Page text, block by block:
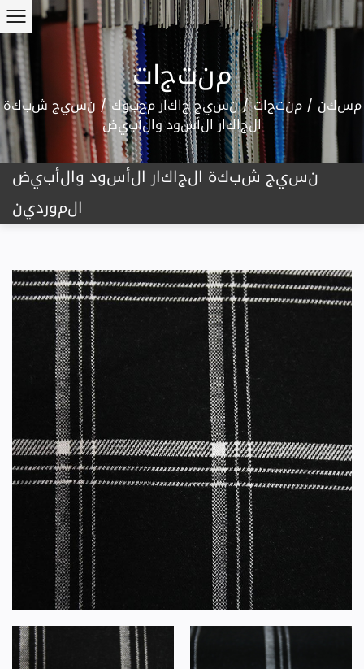
منتجات
مسكن /منتجات/نسيج جاكار محبوك/ نسيج شبكة
الجاكار الأسود والأبيض
نسيج شبكة الجاكار الأسود والأبيض
الموردين